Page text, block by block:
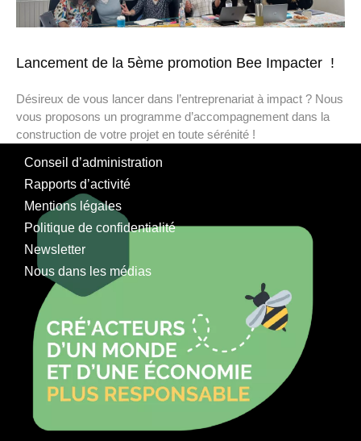
Lancement de la 5ème promotion Bee Impacter !
Désireux de vous lancer dans l’entreprenariat à impact ? Nous
vous proposons un programme d’accompagnement dans la
construction de votre projet en toute sérénité !
Conseil d’administration
Rapports d’activité
Mentions légales
Politique de confidentialité
Newsletter
Nous dans les médias